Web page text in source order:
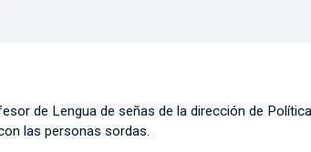
de Lengua de señas de la dirección de
las personas sordas.